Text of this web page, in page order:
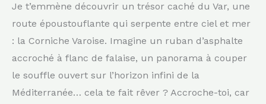
Je t’emmène découvrir un trésor caché du Var, une
route époustouflante qui serpente entre ciel et mer
: la Corniche Varoise. Imagine un ruban d’asphalte
accroché à flanc de falaise, un panorama à couper
le souffle ouvert sur l’horizon infini de la
Méditerranée… cela te fait rêver ? Accroche-toi, car